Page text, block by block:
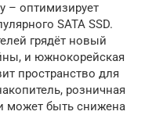
– оптимизирует
SATA SSD.
грядёт новый
и южнокорейская
пространство для
розничная
может быть снижена